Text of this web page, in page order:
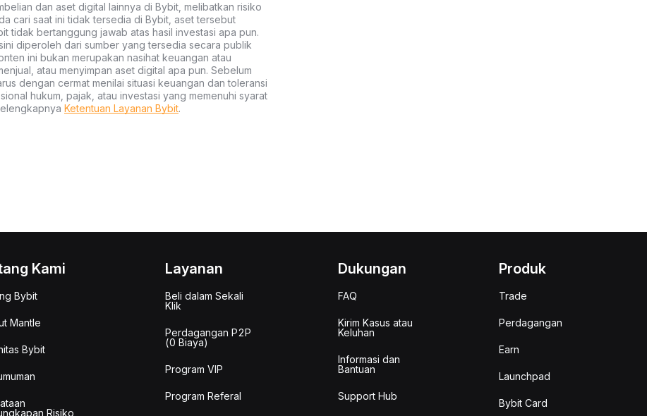
dan aset digital lainnya di Bybit, melibatkan risiko
cari saat ini tidak tersedia di Bybit, aset tersebut
tidak bertanggung jawab atas hasil investasi apa pun.
diperoleh dari sumber yang tersedia secara publik
ini bukan merupakan nasihat keuangan atau
atau menyimpan aset digital apa pun. Sebelum
dengan cermat menilai situasi keuangan dan toleransi
hukum, pajak, atau investasi yang memenuhi syarat
Ketentuan Layanan Bybit.
Kami
Bybit
Mantle
Bybit
Risiko
Layanan
Beli dalam Sekali
Klik
Perdagangan P2P
(0 Biaya)
Program VIP
Program Referal
Dukungan
FAQ
Kirim Kasus atau
Keluhan
Informasi dan
Bantuan
Support Hub
Produk
Trade
Perdagangan
Earn
Launchpad
Bybit Card